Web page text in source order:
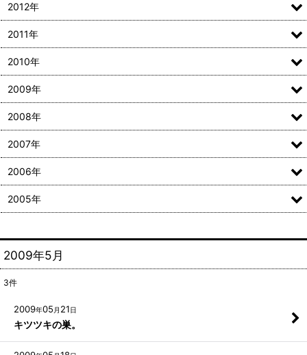
2009年5月
3件
2009年05 月 21日
キツツキの巣。
2012年
2011年
2010年
2009年
2008年
2007年
2006年
2005年